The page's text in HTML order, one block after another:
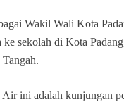
Wakil Wali Kota
sekolah di Kota
ini adalah kunjungan